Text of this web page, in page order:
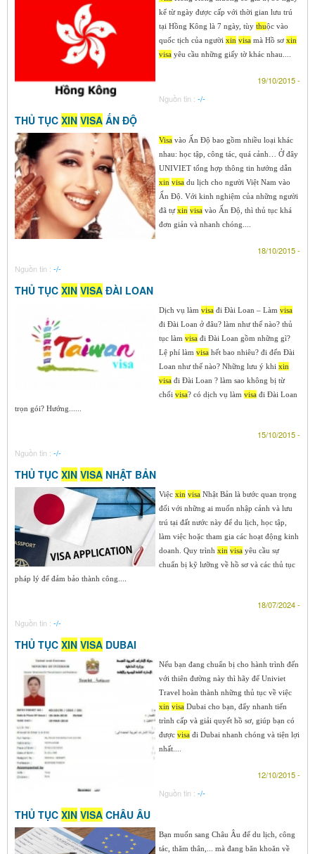
kể từ ngày được cấp với thời gian lưu trú
tại Hồng Kông là 7 ngày, tùy thuộc vào
quốc tịch của người xin visa mà Hồ sơ xin
visa yêu cầu những giấy tờ khác nhau....
19/10/2015 -
Nguồn tin : -/-
THỦ TỤC XIN VISA ẤN ĐỘ
Visa vào Ấn Độ bao gồm nhiều loại khác
nhau: học tập, công tác, quá cảnh… Ở đây
UNIVIET tổng hợp thông tin hướng dẫn
xin visa du lịch cho người Việt Nam vào
Ấn Độ. Với kinh nghiệm của những người
đã tựxin visa vào Ấn Độ, thì thủ tục khá
đơn giản và nhanh chóng....
18/10/2015 -
Nguồn tin : -/-
THỦ TỤC XIN VISA ĐÀI LOAN
Dịch vụ làm visa đi Đài Loan – Làm visa
đi Đài Loan ở đâu? làm như thế nào? thủ
tục làm visa đi Đài Loan gồm những gì?
Lệ phí làm visa hết bao nhiêu? đi đến Đài
Loan như thế nào? Những lưu ý khi xin
visa đi Đài Loan ? làm sao không bị từ
chối visa? có dịch vụ làm visa đi Đài Loan
trọn gói? Hướng......
15/10/2015 -
Nguồn tin : -/-
THỦ TỤC XIN VISA NHẬT BẢN
Việc xin visa Nhật Bản là bước quan trọng
đối với những ai muốn nhập cảnh và lưu
trú tại đất nước này để du lịch, học tập,
làm việc hoặc tham gia các hoạt động kinh
doanh. Quy trình xin visa yêu cầu sự
chuẩn bị kỹ lưỡng về hồ sơ và các thủ tục
pháp lý để đảm bảo thành công....
18/07/2024 -
Nguồn tin : -/-
THỦ TỤC XIN VISA DUBAI
Nếu bạn đang chuẩn bị cho hành trình đến
với thiên đường này thì hãy để Univiet
Travel hoàn thành những thủ tục về việc
xin visa Dubai cho bạn, đẩy nhanh tiến
trình cấp và giải quyết hồ sơ, giúp bạn có
được visa đi Dubai nhanh chóng và tiện lợi
nhất....
12/10/2015 -
Nguồn tin : -/-
THỦ TỤC XIN VISA CHÂU ÂU
Bạn muốn sang Châu Âu để du lịch, công
tác, thăm thân,... mà đang băn khoăn về